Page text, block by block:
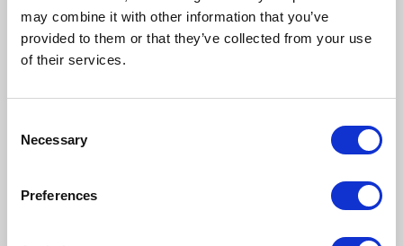
may combine it with other information that you’ve
provided to them or that they’ve collected from your use
of their services.
Selection
Necessary
Preferences
Komentarze (0)
NAPISZ KOMENTARZ
Nie ma tutaj jeszcze żadnego